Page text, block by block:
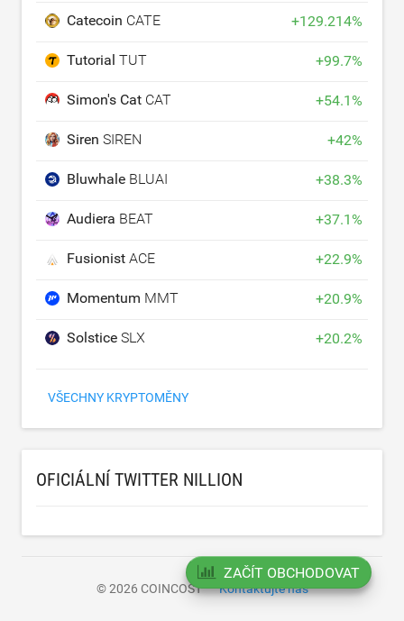
Catecoin CATE +129.214%
Tutorial TUT +99.7%
Simon's Cat CAT +54.1%
Siren SIREN +42%
Bluwhale BLUAI +38.3%
Audiera BEAT +37.1%
Fusionist ACE +22.9%
Momentum MMT +20.9%
Solstice SLX +20.2%
VŠECHNY KRYPTOMĚNY
OFICIÁLNÍ TWITTER NILLION
© 2026 COINCOST Kontaktujte nás
ZAČÍT OBCHODOVAT